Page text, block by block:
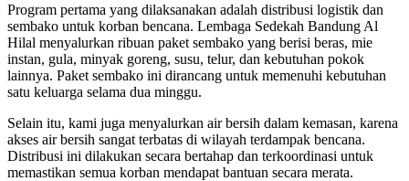
Program pertama yang dilaksanakan adalah distribusi logistik dan
sembako untuk korban bencana. Lembaga Sedekah Bandung Al
Hilal menyalurkan ribuan paket sembako yang berisi beras, mie
instan, gula, minyak goreng, susu, telur, dan kebutuhan pokok
lainnya. Paket sembako ini dirancang untuk memenuhi kebutuhan
satu keluarga selama dua minggu.
Selain itu, kami juga menyalurkan air bersih dalam kemasan, karena
akses air bersih sangat terbatas di wilayah terdampak bencana.
Distribusi ini dilakukan secara bertahap dan terkoordinasi untuk
memastikan semua korban mendapat bantuan secara merata.